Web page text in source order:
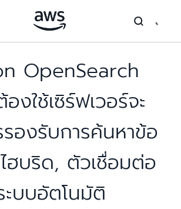
OpenSearch
งใช้เซิร์ฟเวอร์จะ
รองรับการค้นหาข้อ
ฮบริด, ตัวเชื่อมต่อ
ะบบอัตโนมัติ